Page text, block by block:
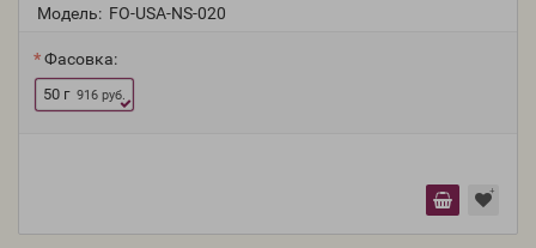
Модель: FO-USA-NS-020
Фасовка:
50 г 916 руб.